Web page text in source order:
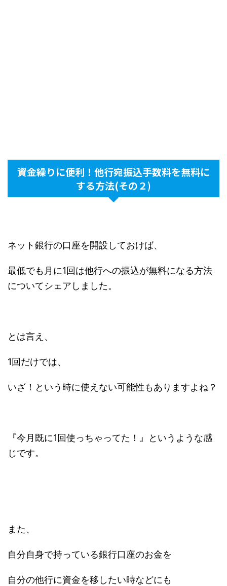
資金繰りに便利！他行宛振込手数料を無料に
する方法(その２)
ネット銀行の口座を開設しておけば、
最低でも月に1回は他行への振込が無料になる方法
についてシェアしました。
とは言え、
1回だけでは、
いざ！という時に使えない可能性もありますよね？
『今月既に1回使っちゃってた！』というような感
じです。
また、
自分自身で持っている銀行口座のお金を
自分の他行に資金を移したい時などにも